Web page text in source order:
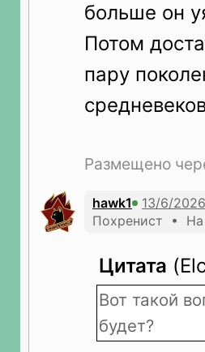
больше он
Потом
пару
Размещено
hawk1
Похренист • На
Цитата
Вот такой
будет?